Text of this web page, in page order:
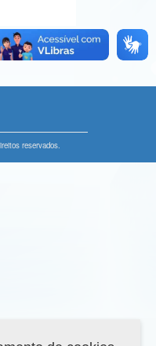
reservados.